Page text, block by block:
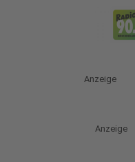
Anzeige
Anzeige